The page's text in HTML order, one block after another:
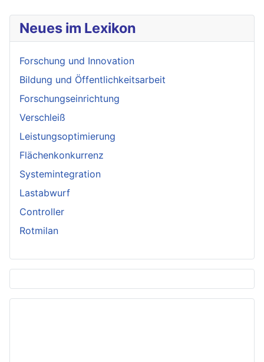
Neues im Lexikon
Forschung und Innovation
Bildung und Öffentlichkeitsarbeit
Forschungseinrichtung
Verschleiß
Leistungsoptimierung
Flächenkonkurrenz
Systemintegration
Lastabwurf
Controller
Rotmilan